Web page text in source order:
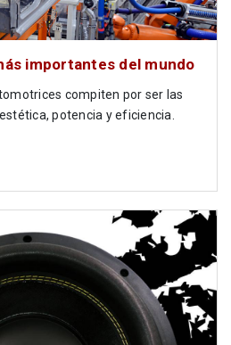
importantes del mundo
compiten por ser las
potencia y eficiencia.